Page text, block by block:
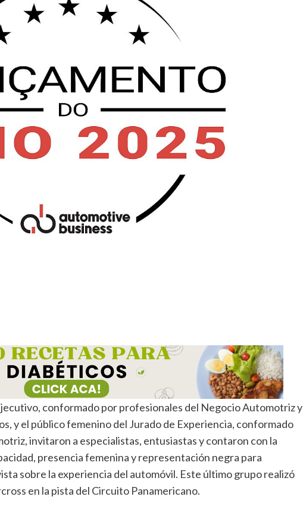
conformado por profesionales del Negocio Automotriz y
y el público femenino del Jurado de Experiencia, conformado
invitaron a especialistas, entusiastas y contaron con la
presencia femenina y representación negra para
sobre la experiencia del automóvil. Este último grupo realizó
en la pista del Circuito Panamericano.